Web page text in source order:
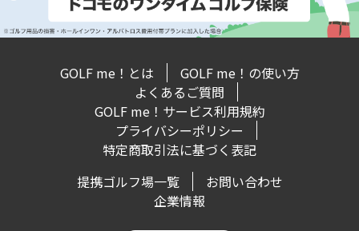
GOLF me！とは
GOLF me！の使い方
よくあるご質問
GOLF me！サービス利用規約
プライバシーポリシー
特定商取引法に基づく表記
提携ゴルフ場一覧
お問い合わせ
企業情報